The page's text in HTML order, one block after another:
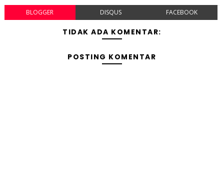
BLOGGER DISQUS FACEBOOK
TIDAK ADA KOMENTAR:
POSTING KOMENTAR